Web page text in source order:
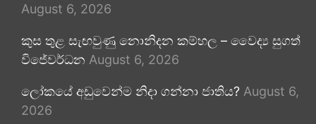
August 6, 2026
කුස තුළ සැඟවුණු නොනිදන කම්හල – වෛද්‍ය සුගත්
විජේවර්ධන August 6, 2026
ලෝකයේ අඩුවෙන්ම නිදා ගන්නා ජාතිය? August 6,
2026